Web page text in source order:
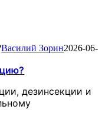
Василий Зорин2026-06-
дезинсекции и